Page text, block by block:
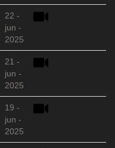
22 -
jun -
2025
21 -
jun -
2025
19 -
jun -
2025